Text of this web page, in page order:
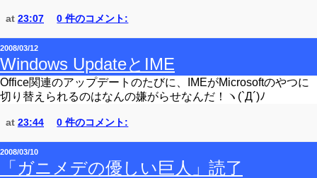
at 23:07 0 件のコメント:
2008/03/12
Windows UpdateとIME
Office関連のアップデートのたびに、IMEがMicrosoftのやつに
切り替えられるのはなんの嫌がらせなんだ！ヽ(`Д´)ﾉ
at 23:44 0 件のコメント:
2008/03/10
「ガニメデの優しい巨人」読了